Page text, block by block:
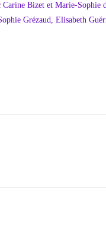
Carine Bizet et Marie-
Grézaud, Elisabeth